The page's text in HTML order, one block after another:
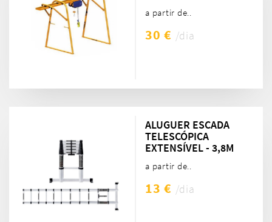
a partir de..
30 € /dia
ALUGUER ESCADA
TELESCÓPICA
EXTENSÍVEL - 3,8M
a partir de..
13 € /dia